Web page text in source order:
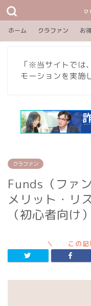
ひ
ホーム クラファン お
「※当サイトでは
モーションを実施
クラファン
Funds（ファ
メリット・リ
（初心者向け）